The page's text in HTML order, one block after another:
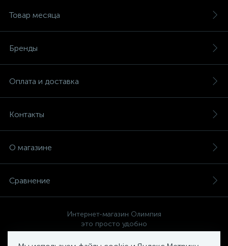
Товар месяца
Бренды
Оплата и доставка
Контакты
О магазине
Сравнение
Интернет-магазин Олимпия
это просто удобно